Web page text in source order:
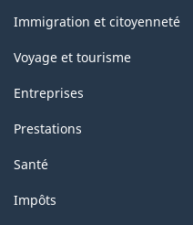
sujets
Immigration et citoyenneté
Voyage et tourisme
Entreprises
Prestations
Santé
Impôts